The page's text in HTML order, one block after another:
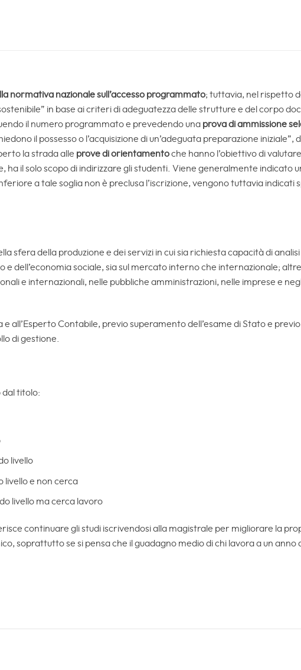
normativa nazionale sull’accesso programmato; tuttavia, nel rispetto
in base ai criteri di adeguatezza delle strutture e del corpo
il numero programmato e prevedendo una prova di ammissione
il possesso o l’acquisizione di un’adeguata preparazione iniziale”,
la strada alle prove di orientamentoche hanno l’obiettivo di
il solo scopo di indirizzare gli studenti. Viene generalmente indicato
a tale soglia non è preclusa l’iscrizione, vengono tuttavia indicati
sfera della produzione e dei servizi in cui sia richiesta capacità di
dell’economia sociale, sia sul mercato interno che internazionale;
e internazionali, nelle pubbliche amministrazioni, nelle imprese e
all’Esperto Contabile, previo superamento dell’esame di Stato e
di gestione.
dal titolo:
livello
livello e non cerca
livello ma cerca lavoro
continuare gli studi iscrivendosi alla magistrale per migliorare la
soprattutto se si pensa che il guadagno medio di chi lavora a un anno